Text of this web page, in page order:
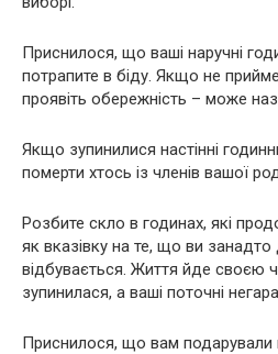
Приснилося, що ваші наручні
потрапите в біду. Якщо не
проявіть обережність – може
Якщо зупинилися настінні
померти хтось із членів вашої
Розбите скло в годинах, які
як вказівку на те, що ви
відбувається. Життя йде своєю
зупинилася, а ваші поточні
Приснилося, що вам подарували